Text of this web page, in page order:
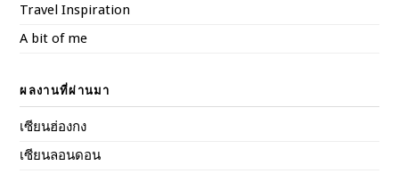
Travel Inspiration
A bit of me
ผลงานที่ผ่านมา
เซียนฮ่องกง
เซียนลอนดอน